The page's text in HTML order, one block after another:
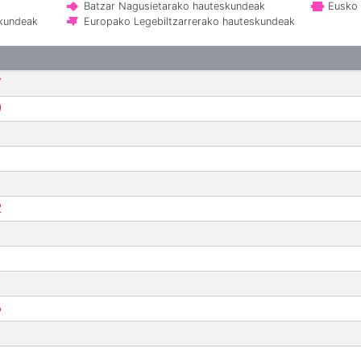
Batzar Nagusietarako hauteskundeak
Europako Legebiltzarrerako hauteskundeak